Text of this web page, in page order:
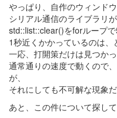
やっぱり、自作のウィンド
シリアル通信のライブラリ
std::list::clear()をforループ
1秒近くかかっているのは、
一応、打開策だけは見つか
通常通りの速度で動くので
が、
それにしても不可解な現象だ
あと、この件について探し